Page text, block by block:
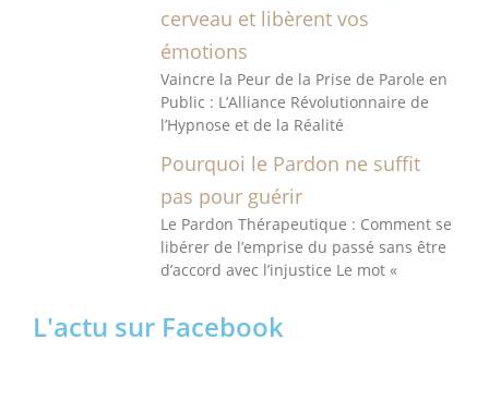
cerveau et libèrent vos
émotions
Vaincre la Peur de la Prise de Parole en
Public : L’Alliance Révolutionnaire de
l’Hypnose et de la Réalité
Pourquoi le Pardon ne suffit
pas pour guérir
Le Pardon Thérapeutique : Comment se
libérer de l’emprise du passé sans être
d’accord avec l’injustice Le mot «
L'actu sur Facebook